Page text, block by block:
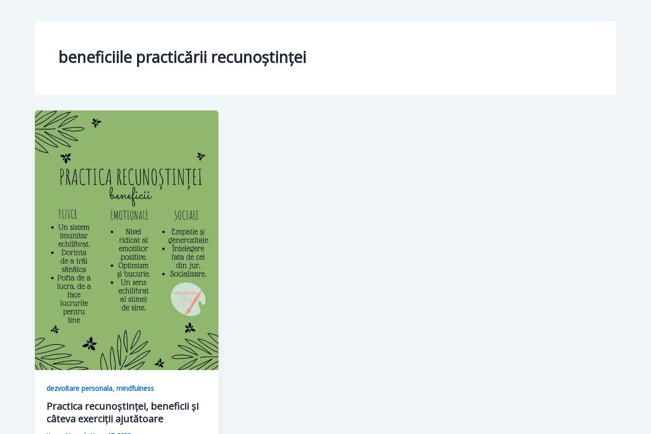
beneficiile practicării recunoștinței
dezvoltare personala, mindfulness
Practica recunoștinței, beneficii și
câteva exerciții ajutătoare